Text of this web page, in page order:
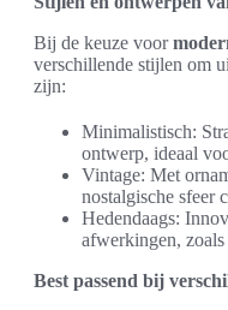
Bij de keuze voor
verschillende stijlen om
zijn:
Minimalistisch:
ontwerp, ideaal
Vintage: Met
nostalgische sfeer
Hedendaags:
afwerkingen, zoals
Best passend bij